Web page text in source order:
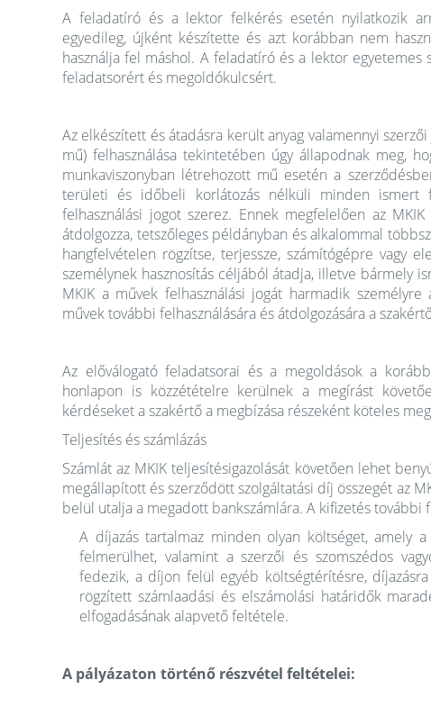
A feladatíró és a lektor felkérés esetén nyilatkozik
egyedileg, újként készítette és azt korábban nem
használja fel máshol. A feladatíró és a lektor egyetemes
feladatsorért és megoldókulcsért.
Az elkészített és átadásra került anyag valamennyi
mű) felhasználása tekintetében úgy állapodnak meg,
munkaviszonyban létrehozott mű esetén a
területi és időbeli korlátozás nélküli minden ismert
felhasználási jogot szerez. Ennek megfelelően az
átdolgozza, tetszőleges példányban és alkalommal
hangfelvételen rögzítse, terjessze, számítógépre vagy
személynek hasznosítás céljából átadja, illetve bármely
MKIK a művek felhasználási jogát harmadik
művek további felhasználására és átdolgozására a
Az előválogató feladatsorai és a megoldások a
honlapon is közzétételre kerülnek a megírást
kérdéseket a szakértő a megbízása részeként köteles
Teljesítés és számlázás
Számlát az MKIK teljesítésigazolását követően lehet
megállapított és szerződött szolgáltatási díj összegét az
belül utalja a megadott bankszámlára. A kifizetés további
A díjazás tartalmaz minden olyan költséget, amely
felmerülhet, valamint a szerzői és szomszédos
fedezik, a díjon felül egyéb költségtérítésre,
rögzített számlaadási és elszámolási határidők
elfogadásának alapvető feltétele.
A pályázaton történő részvétel feltételei: